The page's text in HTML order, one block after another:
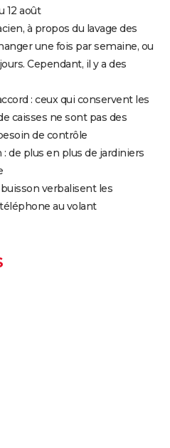
12 août
à propos du lavage des
une fois par semaine, ou
Cependant, il y a des
: ceux qui conservent les
caisses ne sont pas des
de contrôle
: de plus en plus de jardiniers
verbalisent les
au volant